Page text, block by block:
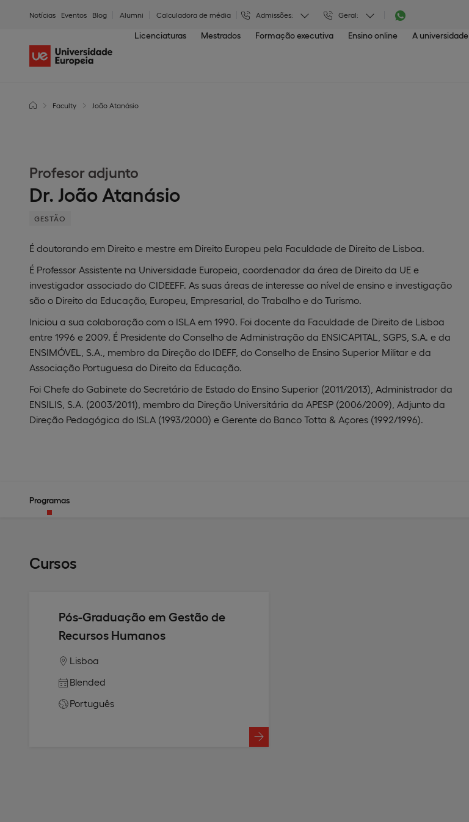
Notícias Eventos Blog Alumni Calculadora de média Admissões: Geral:
Licenciaturas Mestrados Formação executiva Ensino online A universidade
Faculty João Atanásio
Profesor adjunto
Dr. João Atanásio
GESTÃO
É doutorando em Direito e mestre em Direito Europeu pela Faculdade de Direito de Lisboa.
É Professor Assistente na Universidade Europeia, coordenador da área de Direito da UE e
investigador associado do CIDEEFF. As suas áreas de interesse ao nível de ensino e investigação
são o Direito da Educação, Europeu, Empresarial, do Trabalho e do Turismo.
Iniciou a sua colaboração com o ISLA em 1990. Foi docente da Faculdade de Direito de Lisboa
entre 1996 e 2009. É Presidente do Conselho de Administração da ENSICAPITAL, SGPS, S.A. e da
ENSIMÓVEL, S.A., membro da Direção do IDEFF, do Conselho de Ensino Superior Militar e da
Associação Portuguesa do Direito da Educação.
Foi Chefe do Gabinete do Secretário de Estado do Ensino Superior (2011/2013), Administrador da
ENSILIS, S.A. (2003/2011), membro da Direção Universitária da APESP (2006/2009), Adjunto da
Direção Pedagógica do ISLA (1993/2000) e Gerente do Banco Totta & Açores (1992/1996).
Programas
Cursos
Pós-Graduação em Gestão de
Recursos Humanos
Lisboa
Blended
Português